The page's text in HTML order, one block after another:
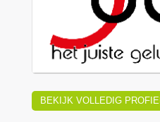
BEKIJK VOLLEDIG PROFIEL